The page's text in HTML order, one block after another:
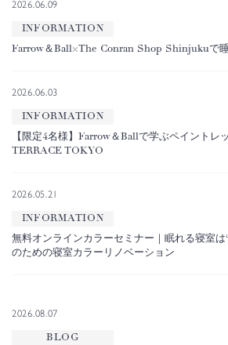
2026.06.09
INFORMATION
Farrow＆Ball×The Conran Shop Shinjukuで睡
2026.06.03
INFORMATION
【限定4名様】Farrow＆Ballで学ぶペイントレ
TERRACE TOKYO
2026.05.21
INFORMATION
無料オンラインカラーセミナー｜眠れる寝室
のための寝室カラーリノベーション
2026.08.07
BLOG